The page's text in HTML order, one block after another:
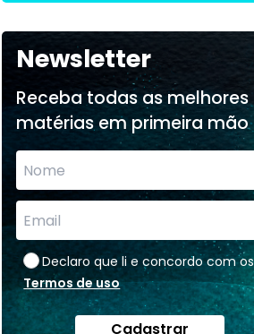
Newsletter
Receba todas as melhores
matérias em primeira mão
Declaro que li e concordo com os
Termos de uso
Cadastrar